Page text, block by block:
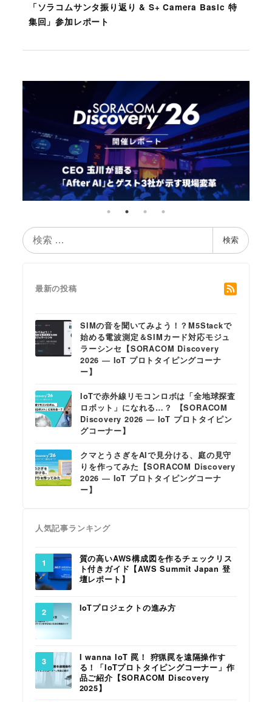
「ソラコムサンタ振り返り & S+ Camera Basic 特
集回」参加レポート
検
索
検索
最新の投稿
SIMの音を聞いてみよう！？M5Stackで
始める電波測定＆SIMカード対応モジュ
ラーシンセ【SORACOM Discovery
2026 ― IoT プロトタイピングコーナ
ー】
IoTで赤外線リモコンロボは「全地球探査
ロボット」になれる…？ 【SORACOM
Discovery 2026 ― IoT プロトタイピン
グコーナー】
クマとうさぎをAIで見分ける、庭の見守
りを作ってみた【SORACOM Discovery
2026 ― IoT プロトタイピングコーナ
ー】
人気記事ランキング
質の高いAWS構成図を作るチェックリス
ト付きガイド【AWS Summit Japan 登
壇レポート】
IoTプロジェクトの進み方
I wanna IoT 罠！ 狩猟罠を遠隔操作す
る！「IoTプロトタイピングコーナー」作
品ご紹介【SORACOM Discovery
2025】